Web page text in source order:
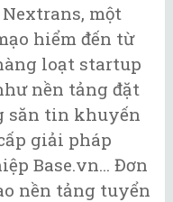
Nextrans, một
hiểm đến từ
loạt startup
nền tảng đặt
săn tin khuyến
giải pháp
Base.vn... Đơn
nền tảng tuyển